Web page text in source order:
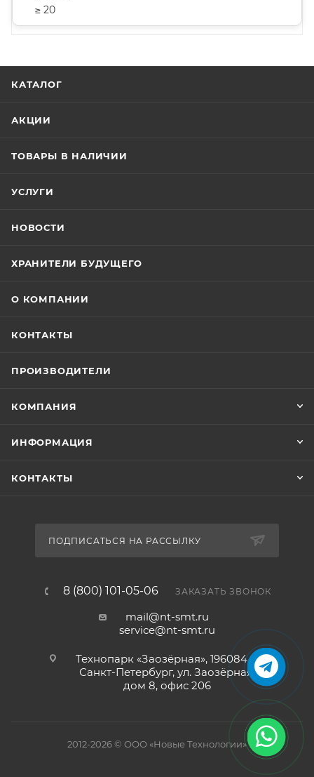
≥ 20
КАТАЛОГ
АКЦИИ
ТОВАРЫ В НАЛИЧИИ
УСЛУГИ
НОВОСТИ
ХРАНИТЕЛИ БУДУЩЕГО
О КОМПАНИИ
КОНТАКТЫ
ПРОИЗВОДИТЕЛИ
КОМПАНИЯ
ИНФОРМАЦИЯ
КОНТАКТЫ
ПОДПИСАТЬСЯ НА РАССЫЛКУ
8 (800) 101-05-06 ЗАКАЗАТЬ ЗВОНОК
mail@nt-smt.ru
service@nt-smt.ru
Технопарк «Заозёрная», 196084, г.
Санкт-Петербург, ул. Заозёрная,
дом 8, офис 206
2012-2026 © ООО «Новые Технологии»